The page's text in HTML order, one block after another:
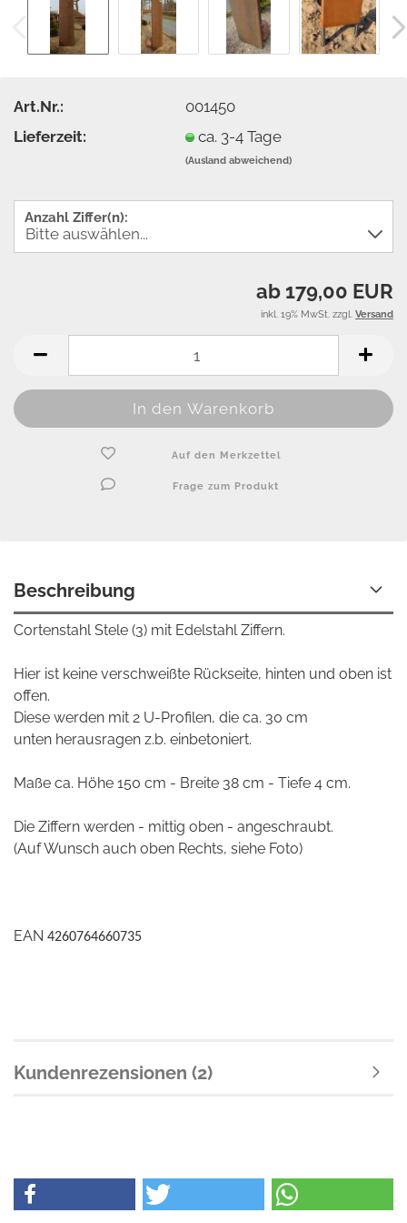
Art.Nr.:
001450
Lieferzeit:
ca. 3-4 Tage
(Ausland abweichend)
Anzahl Ziffer(n):
ab 179,00 EUR
inkl. 19% MwSt. zzgl. Versand
Auf den Merkzettel
Frage zum Produkt
Beschreibung
Cortenstahl Stele (3) mit Edelstahl Ziffern.
Hier ist keine verschweißte Rückseite, hinten und oben ist
offen.
Diese werden mit 2 U-Profilen, die ca. 30 cm
unten herausragen z.b. einbetoniert.
Maße ca. Höhe 150 cm - Breite 38 cm - Tiefe 4 cm.
Die Ziffern werden - mittig oben - angeschraubt.
(Auf Wunsch auch oben Rechts, siehe Foto)
EAN 4260764660735
Kundenrezensionen (2)